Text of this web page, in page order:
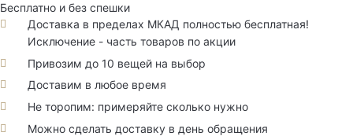
Бесплатно и без спешки
Доставка в пределах МКАД полностью бесплатная!
Исключение - часть товаров по акции
Привозим до 10 вещей на выбор
Доставим в любое время
Не торопим: примеряйте сколько нужно
Можно сделать доставку в день обращения